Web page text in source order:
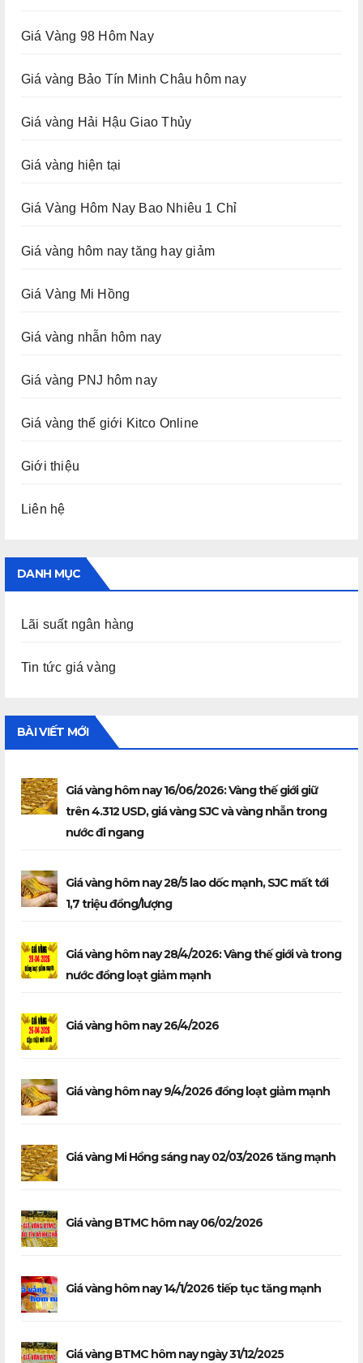
Giá Vàng 98 Hôm Nay
Giá vàng Bảo Tín Minh Châu hôm nay
Giá vàng Hải Hậu Giao Thủy
Giá vàng hiện tại
Giá Vàng Hôm Nay Bao Nhiêu 1 Chỉ
Giá vàng hôm nay tăng hay giảm
Giá Vàng Mi Hồng
Giá vàng nhẫn hôm nay
Giá vàng PNJ hôm nay
Giá vàng thế giới Kitco Online
Giới thiệu
Liên hệ
DANH MỤC
Lãi suất ngân hàng
Tin tức giá vàng
BÀI VIẾT MỚI
Giá vàng hôm nay 16/06/2026: Vàng thế giới giữ
trên 4.312 USD, giá vàng SJC và vàng nhẫn trong
nước đi ngang
Giá vàng hôm nay 28/5 lao dốc mạnh, SJC mất tới
1,7 triệu đồng/lượng
Giá vàng hôm nay 28/4/2026: Vàng thế giới và trong
nước đồng loạt giảm mạnh
Giá vàng hôm nay 26/4/2026
Giá vàng hôm nay 9/4/2026 đồng loạt giảm mạnh
Giá vàng Mi Hồng sáng nay 02/03/2026 tăng mạnh
Giá vàng BTMC hôm nay 06/02/2026
Giá vàng hôm nay 14/1/2026 tiếp tục tăng mạnh
Giá vàng BTMC hôm nay ngày 31/12/2025